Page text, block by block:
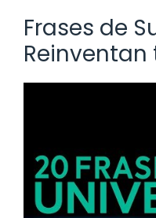
Frases de
Reinventan